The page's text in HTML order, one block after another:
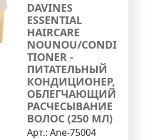
DAVINES
ESSENTIAL
HAIRCARE
NOUNOU/CONDI
TIONER -
ПИТАТЕЛЬНЫЙ
КОНДИЦИОНЕР,
ОБЛЕГЧАЮЩИЙ
РАСЧЕСЫВАНИЕ
ВОЛОС (250 МЛ)
Арт.: Ane-75004